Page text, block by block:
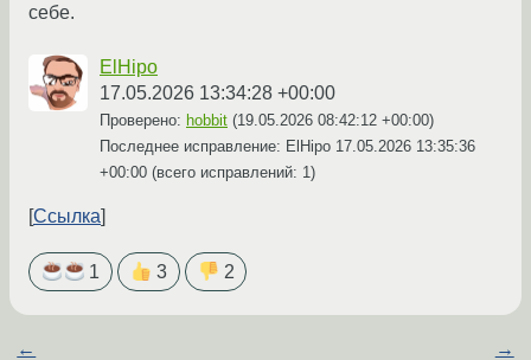
себе.
ElHipo
17.05.2026 13:34:28 +00:00
Проверено: hobbit (19.05.2026 08:42:12 +00:00)
Последнее исправление: ElHipo 17.05.2026 13:35:36
+00:00 (всего исправлений: 1)
Ссылка
1 3 2
← →